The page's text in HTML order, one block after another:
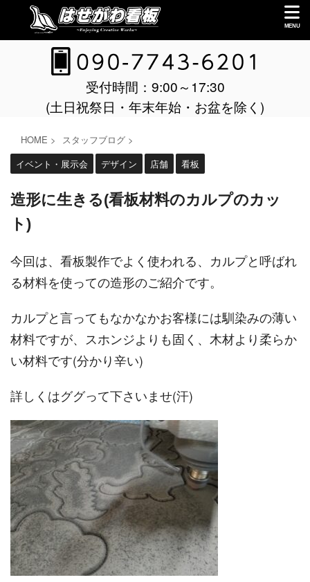
受付時間：9:00～17:30
(土日祝祭日・年末年始・お盆を除く)
HOME > スタッフブログ >
イベント・展示会
デザイン 店舗 看板
造形に生きる(看板材料のカルプのカッ
ト)
今回は、看板製作でよく使われる、カルプと呼ばれ
る材料を使っての造形のご紹介です。
カルプと言ってもなかなかお客様には馴染みの薄い
材料ですが、スホンジよりも固く、木材より柔らか
い材料です(分かり辛い)
詳しくはググって下さいませ(汗)